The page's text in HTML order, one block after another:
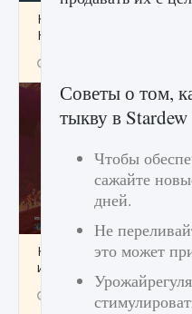
Как проверить статус
Hawk Ops
Как приручить существ
игре Creatures of Ava
9 августа 2024
Советы о том,
тыкву в
Чтобы
сажайте
дней.
Не
это может